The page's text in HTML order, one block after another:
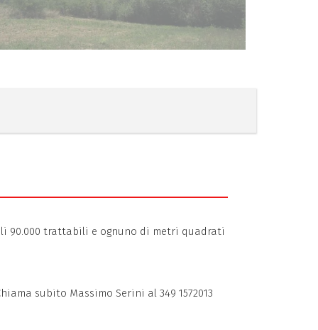
90.000 trattabili e ognuno di metri quadrati
subito Massimo Serini al 349 1572013